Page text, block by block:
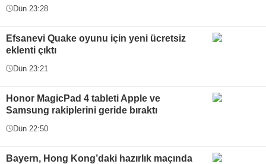
Dün 23:28
Efsanevi Quake oyunu için yeni ücretsiz
eklenti çıktı
Dün 23:21
Honor MagicPad 4 tableti Apple ve
Samsung rakiplerini geride bıraktı
Dün 22:50
Bayern, Hong Kong’daki hazırlık maçında